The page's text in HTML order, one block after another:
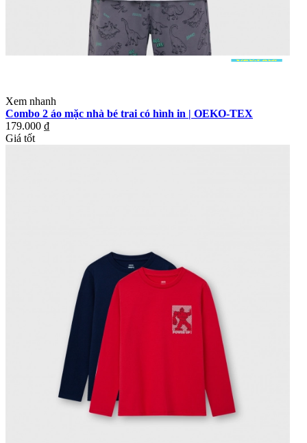
Xem nhanh
Combo 2 áo mặc nhà bé trai có hình in | OEKO-TEX
179.000 ₫
Giá tốt